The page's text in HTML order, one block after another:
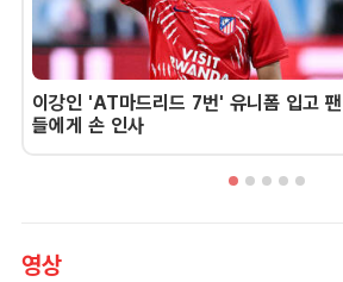
이강인 'AT마드리드 7번' 유니폼 입고 팬
들에게 손 인사
영상